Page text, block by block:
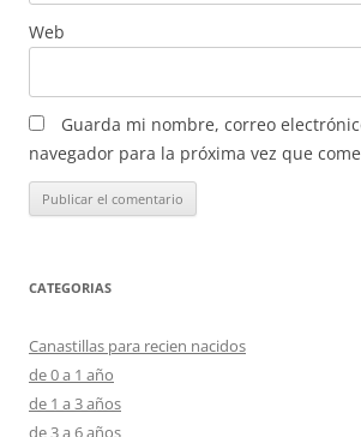
Web
Guarda mi nombre, correo
navegador para la próxima vez que
CATEGORIAS
Canastillas para recien nacidos
de 0 a 1 año
de 1 a 3 años
de 3 a 6 años